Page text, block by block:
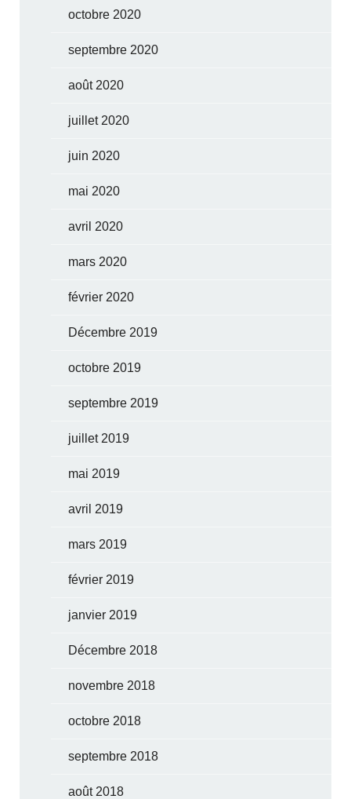
octobre 2020
septembre 2020
août 2020
juillet 2020
juin 2020
mai 2020
avril 2020
mars 2020
février 2020
Décembre 2019
octobre 2019
septembre 2019
juillet 2019
mai 2019
avril 2019
mars 2019
février 2019
janvier 2019
Décembre 2018
novembre 2018
octobre 2018
septembre 2018
août 2018